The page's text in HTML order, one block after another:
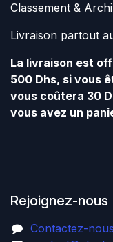
Classement &
Livraison partout
La livraison est
500 Dhs, si vous
vous coûtera 30
vous avez un
Rejoignez-nous
Contactez-nous